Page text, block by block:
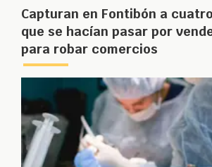
Capturan en Fontibón a
que se hacían pasar por
para robar comercios